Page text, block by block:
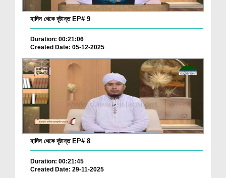
হাদিস থেকে দৃষ্টান্ত EP# 9
Duration: 00:21:06
Created Date: 05-12-2025
হাদিস থেকে দৃষ্টান্ত EP# 8
Duration: 00:21:45
Created Date: 29-11-2025